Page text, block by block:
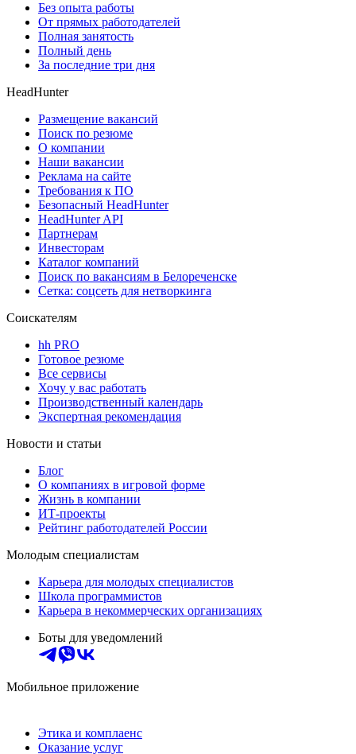
Без опыта работы
От прямых работодателей
Полная занятость
Полный день
За последние три дня
HeadHunter
Размещение вакансий
Поиск по резюме
О компании
Наши вакансии
Реклама на сайте
Требования к ПО
Безопасный HeadHunter
HeadHunter API
Партнерам
Инвесторам
Каталог компаний
Поиск по вакансиям в Белореченске
Сетка: соцсеть для нетворкинга
Соискателям
hh PRO
Готовое резюме
Все сервисы
Хочу у вас работать
Производственный календарь
Экспертная рекомендация
Новости и статьи
Блог
О компаниях в игровой форме
Жизнь в компании
ИТ-проекты
Рейтинг работодателей России
Молодым специалистам
Карьера для молодых специалистов
Школа программистов
Карьера в некоммерческих организациях
Боты для уведомлений
Мобильное приложение
Этика и комплаенс
Оказание услуг